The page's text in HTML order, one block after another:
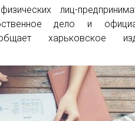
лиц-
дело и
харьковское